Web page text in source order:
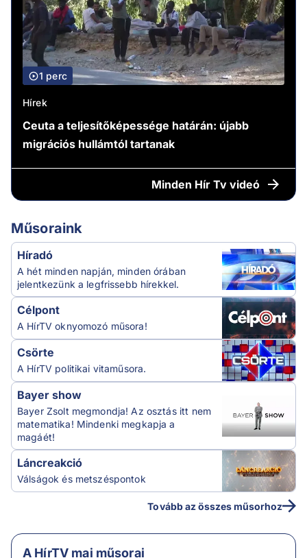
1 perc
Hírek
Ceuta a teljesítőképessége határán: újabb
migrációs hullámtól tartanak
Minden Hír Tv videó
Műsoraink
Híradó
A hét minden napján, minden órában
jelentkezünk a legfrissebb hírekkel.
Célpont
A HírTV oknyomozó műsora!
Csörte
A HírTV politikai vitaműsora.
Bayer show
Bayer Zsolt megmondja! Az osztás itt nem
matematika! Mindenki megkapja a
magáét!
Láncreakció
Válságok és metszéspontok
Tovább az összes műsorhoz
A HírTV mai műsorai